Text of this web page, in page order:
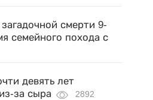
смерти 9-
семейного похода с
девять лет
за сыра
2892